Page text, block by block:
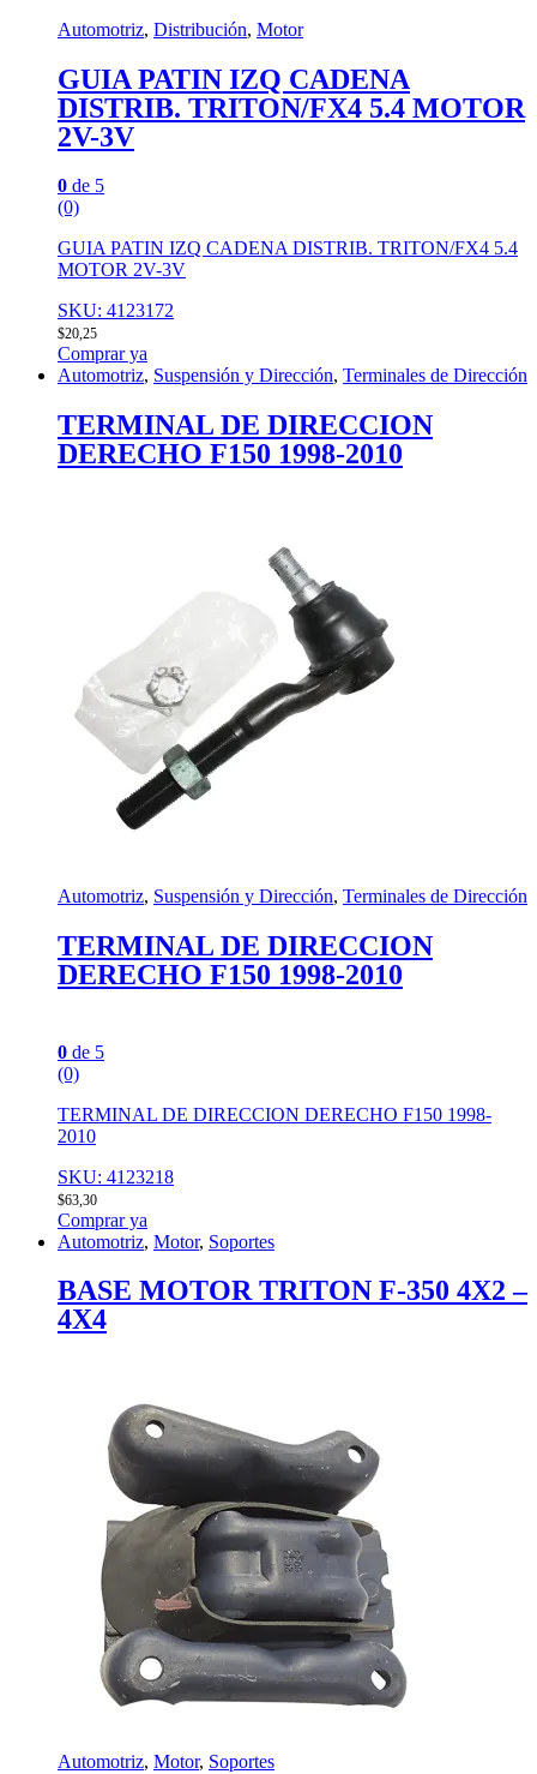
Automotriz, Distribución, Motor
GUIA PATIN IZQ CADENA
DISTRIB. TRITON/FX4 5.4 MOTOR
2V-3V
0 de 5
(0)
GUIA PATIN IZQ CADENA DISTRIB. TRITON/FX4 5.4
MOTOR 2V-3V
SKU: 4123172
$20,25
Comprar ya
Automotriz, Suspensión y Dirección, Terminales de Dirección
TERMINAL DE DIRECCION
DERECHO F150 1998-2010
Automotriz, Suspensión y Dirección, Terminales de Dirección
TERMINAL DE DIRECCION
DERECHO F150 1998-2010
0 de 5
(0)
TERMINAL DE DIRECCION DERECHO F150 1998-
2010
SKU: 4123218
$63,30
Comprar ya
Automotriz, Motor, Soportes
BASE MOTOR TRITON F-350 4X2 –
4X4
Automotriz, Motor, Soportes